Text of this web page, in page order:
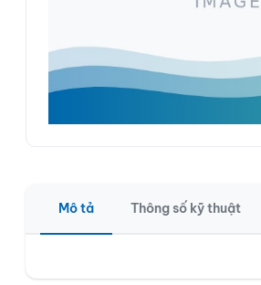
Mô tả Thông số kỹ thuật